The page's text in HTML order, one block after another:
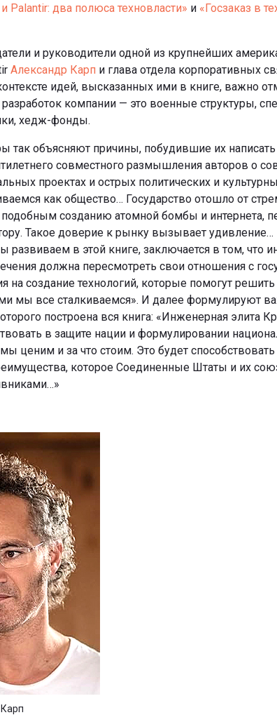
Palantir: два полюса техновласти» и «Госзаказ в
и руководители одной из крупнейших
Александр Карп и глава отдела корпоративных
идей, высказанных ими в книге, важно
компании — это военные структуры,
хедж-фонды.
так объясняют причины, побудившие их
совместного размышления авторов о
проектах и острых политических и
как общество… Государство отошло от
созданию атомной бомбы и интернета,
Такое доверие к рынку вызывает
развиваем в этой книге, заключается в том, что
должна пересмотреть свои отношения с
на создание технологий, которые помогут
мы все сталкиваемся». И далее формулируют
построена вся книга: «Инженерная элита
в защите нации и формулировании
мы ценим и за что стоим. Это будет
которое Соединенные Штаты и их